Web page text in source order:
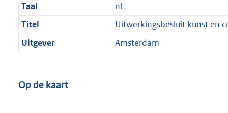
Taal
nl
Titel
Uitwerkingsbesluit kunst en
Uitgever
Amsterdam
Op de kaart